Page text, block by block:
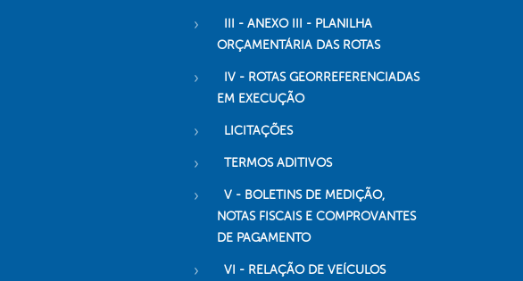
III - ANEXO III - PLANILHA
ORÇAMENTÁRIA DAS ROTAS
IV - ROTAS GEORREFERENCIADAS
EM EXECUÇÃO
LICITAÇÕES
TERMOS ADITIVOS
V - BOLETINS DE MEDIÇÃO,
NOTAS FISCAIS E COMPROVANTES
DE PAGAMENTO
VI - RELAÇÃO DE VEÍCULOS